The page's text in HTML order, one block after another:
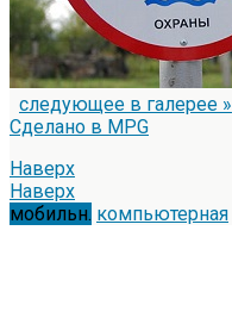
следующее в галерее »
Сделано в MPG
Наверх
Наверх
мобильн. компьютерная